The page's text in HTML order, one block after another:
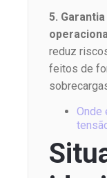
5.
reduz
feitos de
Onde